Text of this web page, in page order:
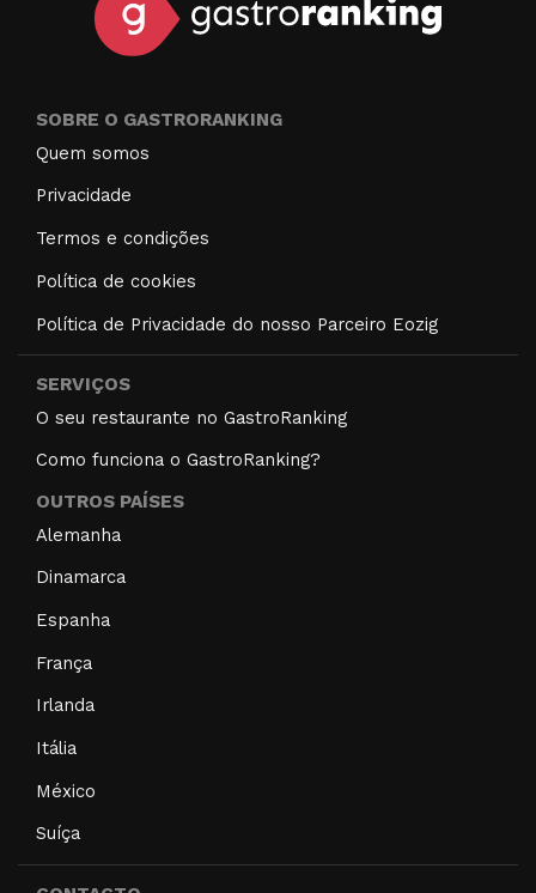
SOBRE O GASTRORANKING
Quem somos
Privacidade
Termos e condições
Política de cookies
Política de Privacidade do nosso Parceiro Eozig
SERVIÇOS
O seu restaurante no GastroRanking
Como funciona o GastroRanking?
OUTROS PAÍSES
Alemanha
Dinamarca
Espanha
França
Irlanda
Itália
México
Suíça